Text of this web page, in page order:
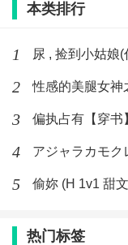
本类排行
1 尿 , 捡到小姑娘(
2
3 偏执占有【穿书
4
5 偷妳 (H 1v1 甜
热门标签